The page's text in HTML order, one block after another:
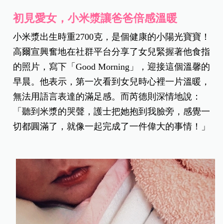
初見愛女，小米漿讓爸爸倍感溫暖
小米漿出生時重2700克，是個健康的小陽光寶寶！
高爾宣興奮地在社群平台分享了女兒緊握著他食指
的照片，寫下「Good Morning」，迎接這個溫馨的
早晨。他表示，第一次看到女兒時心裡一片溫暖，
無法用語言表達的滿足感。而芮德則深情地說：
「聽到米漿的哭聲，護士把她抱到我臉旁，感覺一
切都圓滿了，就像一起完成了一件偉大的事情！」